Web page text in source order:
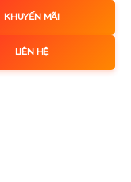
KHUYẾN MÃI
LIÊN HỆ